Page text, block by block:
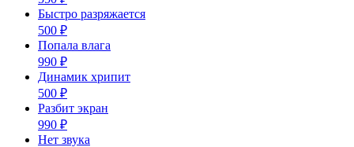
Быстро разряжается
500 ₽
Попала влага
990 ₽
Динамик хрипит
500 ₽
Разбит экран
990 ₽
Нет звука